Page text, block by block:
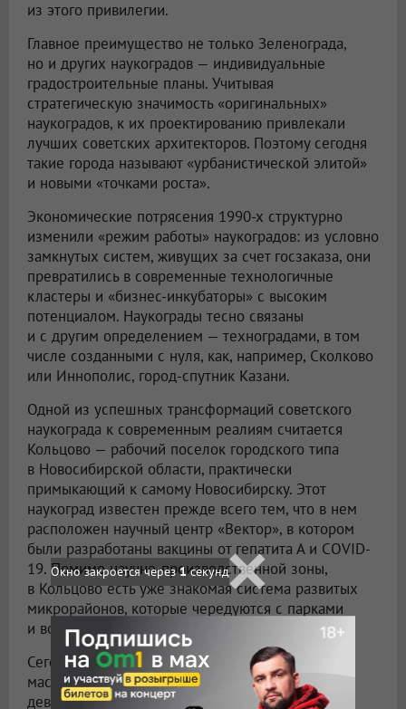
из этого привилегии.
Главное преимущество не только Зеленограда,
но и других наукоградов — индивидуальные
градостроительные планы. Учитывая
стратегическую значимость «оригинальных»
наукоградов, к их проектированию привлекали
лучших советских архитекторов. Поэтому сегодня
такие города называют «урбанистической элитой»
и новыми «точками роста».
Экономические потрясения 1990-х структурно
изменили «режим работы» наукоградов: из условно
замкнутых систем, живущих за счет госзаказа, они
превратились в современные технологичные
кластеры и «бизнес-инкубаторы» с высоким
потенциалом. Наукограды тесно связаны
и с другим определением — техноградами, в том
числе созданными с нуля, как, например, Сколково
или Иннополис, город-спутник Казани.
Одной из успешных трансформаций советского
наукограда к современным реалиям считается
Кольцово — рабочий поселок городского типа
в Новосибирской области, практически
примыкающий к самому Новосибирску. Этот
наукоград известен прежде всего тем, что в нем
расположен научный центр «Вектор», в котором
были разработаны вакцины от гепатита А и COVID-
19. Помимо научно-производственной зоны,
в Кольцово есть уже знакомая система развитых
микрорайонов, которые чередуются с парками
и водоемами.
Сегодня в этом наукограде реализуется
масштабный проект одного из крупнейших
девелоперов России — Группы «Эталон». Жилой